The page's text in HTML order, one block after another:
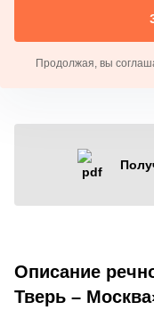
Продолжая, вы
Описание
Тверь –